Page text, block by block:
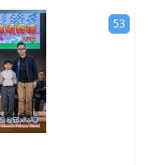
53